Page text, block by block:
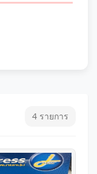
4 รายการ